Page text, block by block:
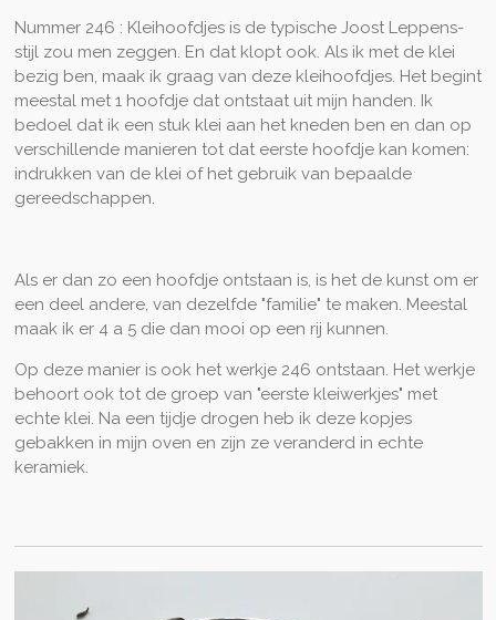
Nummer 246 : Kleihoofdjes is de typische Joost Leppens-
stijl zou men zeggen. En dat klopt ook. Als ik met de klei
bezig ben, maak ik graag van deze kleihoofdjes. Het begint
meestal met 1 hoofdje dat ontstaat uit mijn handen. Ik
bedoel dat ik een stuk klei aan het kneden ben en dan op
verschillende manieren tot dat eerste hoofdje kan komen:
indrukken van de klei of het gebruik van bepaalde
gereedschappen.
Als er dan zo een hoofdje ontstaan is, is het de kunst om er
een deel andere, van dezelfde "familie" te maken. Meestal
maak ik er 4 a 5 die dan mooi op een rij kunnen.
Op deze manier is ook het werkje 246 ontstaan. Het werkje
behoort ook tot de groep van "eerste kleiwerkjes" met
echte klei. Na een tijdje drogen heb ik deze kopjes
gebakken in mijn oven en zijn ze veranderd in echte
keramiek.